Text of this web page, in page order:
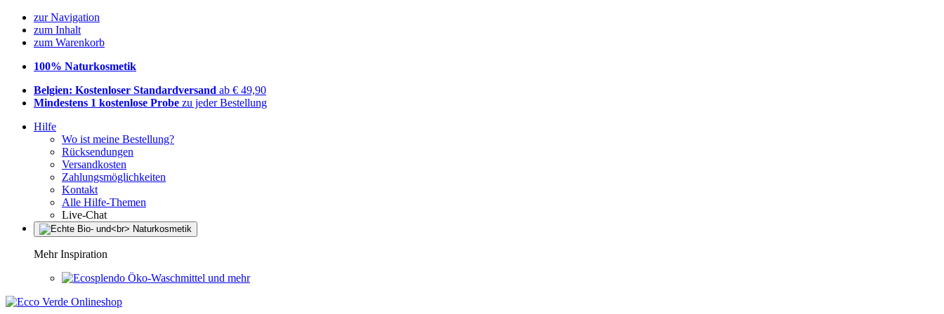
zur Navigation
zum Inhalt
zum Warenkorb
100% Naturkosmetik
Belgien: Kostenloser Standardversand ab € 49,90
Mindestens 1 kostenlose Probe zu jeder Bestellung
Hilfe
Wo ist meine Bestellung?
Rücksendungen
Versandkosten
Zahlungsmöglichkeiten
Kontakt
Alle Hilfe-Themen
Live-Chat
Mehr Inspiration
Öko-Waschmittel und mehr